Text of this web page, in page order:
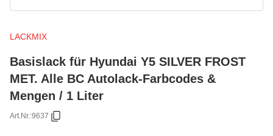
LACKMIX
Basislack für Hyundai Y5 SILVER FROST
MET. Alle BC Autolack-Farbcodes &
Mengen / 1 Liter
Art.Nr.:9637